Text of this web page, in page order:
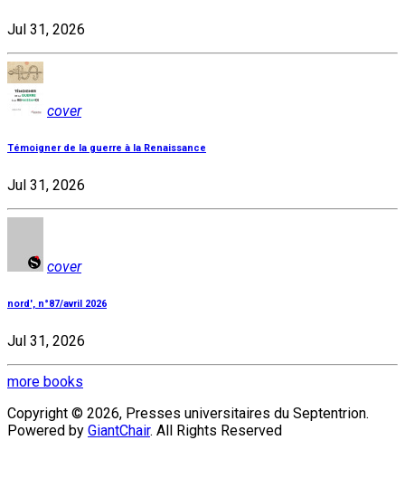
Jul 31, 2026
cover
Témoigner de la guerre à la Renaissance
Jul 31, 2026
cover
nord', n°87/avril 2026
Jul 31, 2026
more books
Copyright © 2026, Presses universitaires du Septentrion.
Powered by GiantChair. All Rights Reserved